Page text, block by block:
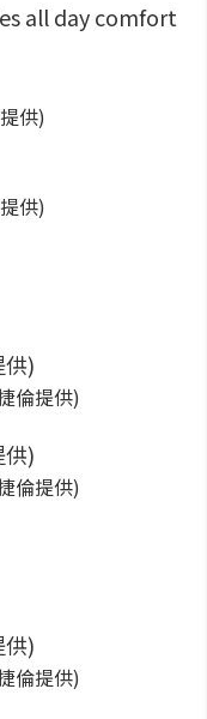
all day comfort
供)
供)
倫提供)
倫提供)
倫提供)